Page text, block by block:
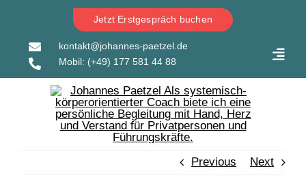
content
Jetzt Erstgespräch buchen
kontakt@johannes-paetzel.de
Mobil: (+49) 177 581 44 88
Previous Next